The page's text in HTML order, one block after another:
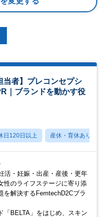
当者】プレコンセプシ
｜ブランドを動かす役
日120日以上 産休・育休あり
活・妊娠・出産・産後・更年
性のライフステージに寄り添
を解決するFemtechD2Cブラ
「BELTA」をはじめ、スキン